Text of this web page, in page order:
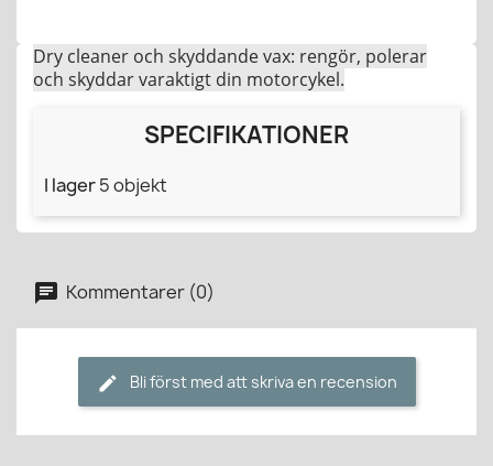
Dry cleaner och skyddande vax: rengör, polerar
och skyddar varaktigt din motorcykel.
SPECIFIKATIONER
I lager5 objekt
Kommentarer (0)
Bli först med att skriva en recension